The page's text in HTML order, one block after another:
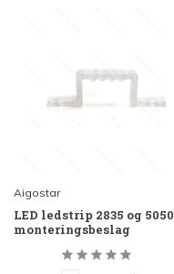
Aigostar
LED ledstrip 2835 og 5050
monteringsbeslag